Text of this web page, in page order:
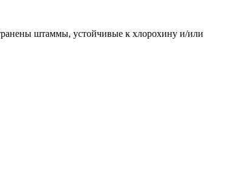
штаммы, устойчивые к хлорохину и/или